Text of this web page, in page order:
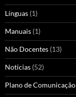
Línguas (1)
Manuais (1)
Não Docentes (13)
Notícias (52)
Plano de Comunicação